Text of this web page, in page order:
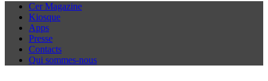
Cer Magazine
Kiosque
Apps
Presse
Contacts
Qui sommes-nous